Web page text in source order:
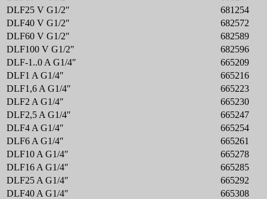
DLF25 V G1/2″
681254
DLF40 V G1/2″
682572
DLF60 V G1/2″
682589
DLF100 V G1/2″
682596
DLF-1..0 A G1/4″
665209
DLF1 A G1/4″
665216
DLF1,6 A G1/4″
665223
DLF2 A G1/4″
665230
DLF2,5 A G1/4″
665247
DLF4 A G1/4″
665254
DLF6 A G1/4″
665261
DLF10 A G1/4″
665278
DLF16 A G1/4″
665285
DLF25 A G1/4″
665292
DLF40 A G1/4″
665308